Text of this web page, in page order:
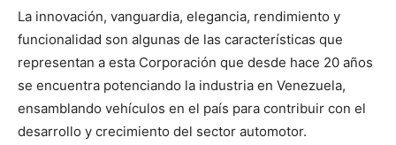
La innovación, vanguardia, elegancia, rendimiento y
funcionalidad son algunas de las características que
representan a esta Corporación que desde hace 20 años
se encuentra potenciando la industria en Venezuela,
ensamblando vehículos en el país para contribuir con el
desarrollo y crecimiento del sector automotor.